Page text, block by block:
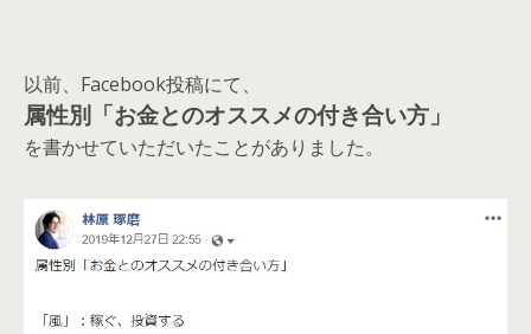
以前、Facebook投稿にて、
属性別「お金とのオススメの付き合い方」
を書かせていただいたことがありました。